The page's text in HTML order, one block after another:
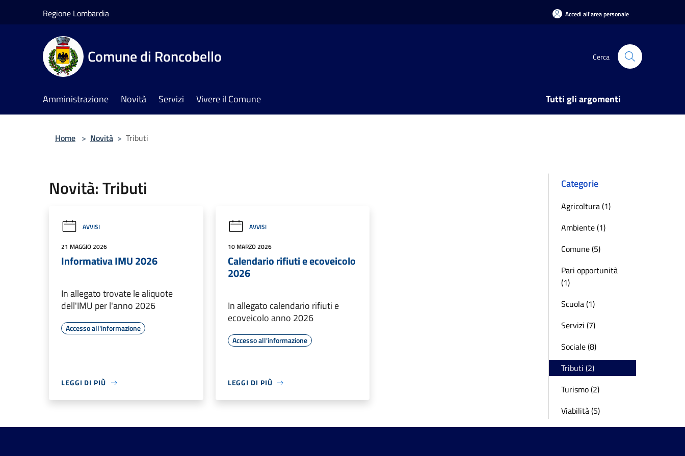
Regione Lombardia Accedi all'area personale
Comune di Roncobello Cerca
Amministrazione Novità Servizi Vivere il Comune Tutti gli argomenti
Home > Novità > Tributi
Novità: Tributi
AVVISI
21 MAGGIO 2026
Informativa IMU 2026
In allegato trovate le aliquote
dell'IMU per l'anno 2026
Accesso all'informazione
LEGGI DI PIÙ
AVVISI
10 MARZO 2026
Calendario rifiuti e ecoveicolo
2026
In allegato calendario rifiuti e
ecoveicolo anno 2026
Accesso all'informazione
LEGGI DI PIÙ
Categorie
Agricoltura (1)
Ambiente (1)
Comune (5)
Pari opportunità
(1)
Scuola (1)
Servizi (7)
Sociale (8)
Tributi (2)
Turismo (2)
Viabilità (5)